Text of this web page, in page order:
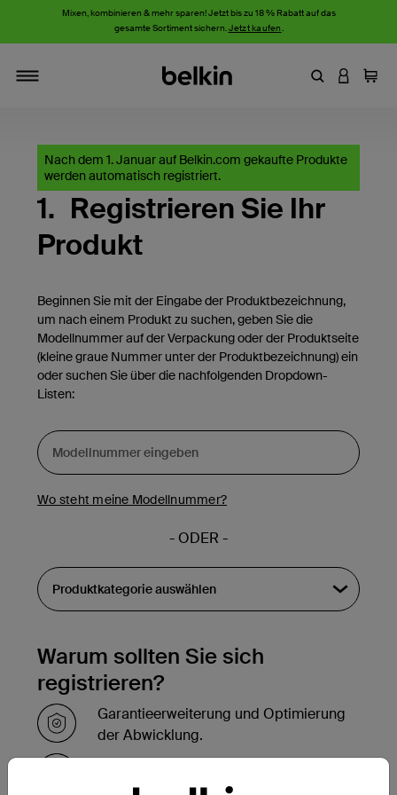
Mixen, kombinieren & mehr sparen! Jetzt bis zu 18 % Rabatt auf das
gesamte Sortiment sichern.Jetzt kaufen.
Stichwort
AN
Nach dem 1. Januar auf Belkin.com gekaufte Produkte
werden automatisch registriert.
1. Registrieren Sie Ihr
Produkt
Beginnen Sie mit der Eingabe der Produktbezeichnung,
um nach einem Produkt zu suchen, geben Sie die
Modellnummer auf der Verpackung oder der Produktseite
(kleine graue Nummer unter der Produktbezeichnung) ein
oder suchen Sie über die nachfolgenden Dropdown-
Listen:
Wo steht meine Modellnummer?
- ODER -
Warum sollten Sie sich
registrieren?
Garantieerweiterung und Optimierung
der Abwicklung.
Innerhalb weniger Stunden nach der
Registrierung Bestätigung per E-Mail.